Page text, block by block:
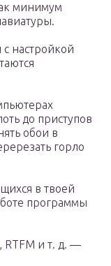
минимум
настройкой
до приступов
обои в
горло
в твоей
программы
RTFM и т. д. —